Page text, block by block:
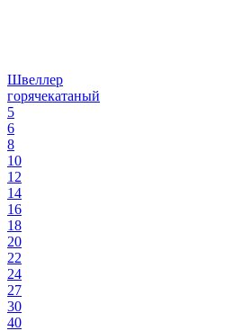
Швеллер
горячекатаный
5
6
8
10
12
14
16
18
20
22
24
27
30
40